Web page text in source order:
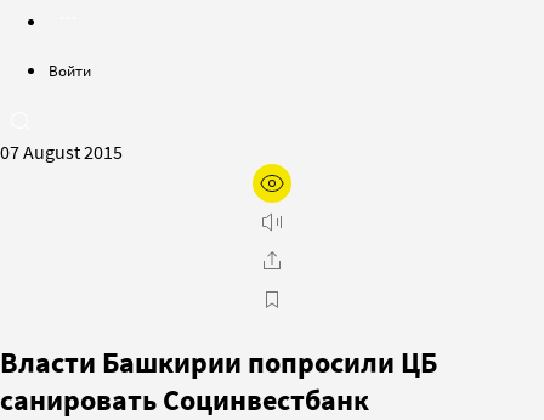
Войти
07 August 2015
Власти Башкирии попросили ЦБ
санировать Социнвестбанк